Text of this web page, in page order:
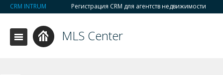
CRM INTRUM Регистрация CRM для агентств недвижимости
MLS Center